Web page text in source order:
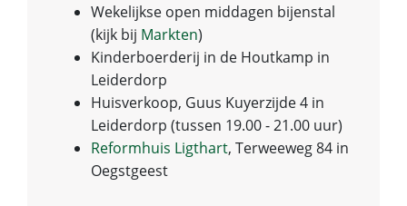
Wekelijkse open middagen bijenstal
(kijk bij Markten)
Kinderboerderij in de Houtkamp in
Leiderdorp
Huisverkoop, Guus Kuyerzijde 4 in
Leiderdorp (tussen 19.00 - 21.00 uur)
Reformhuis Ligthart, Terweeweg 84 in
Oegstgeest